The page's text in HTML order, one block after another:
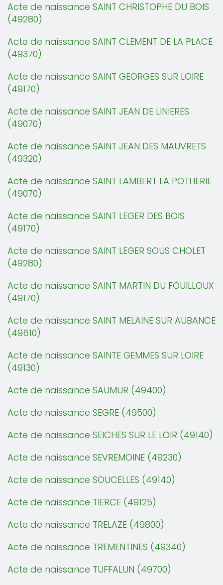
Acte de naissance SAINT CHRISTOPHE DU BOIS
(49280)
Acte de naissance SAINT CLEMENT DE LA PLACE
(49370)
Acte de naissance SAINT GEORGES SUR LOIRE
(49170)
Acte de naissance SAINT JEAN DE LINIERES
(49070)
Acte de naissance SAINT JEAN DES MAUVRETS
(49320)
Acte de naissance SAINT LAMBERT LA POTHERIE
(49070)
Acte de naissance SAINT LEGER DES BOIS
(49170)
Acte de naissance SAINT LEGER SOUS CHOLET
(49280)
Acte de naissance SAINT MARTIN DU FOUILLOUX
(49170)
Acte de naissance SAINT MELAINE SUR AUBANCE
(49610)
Acte de naissance SAINTE GEMMES SUR LOIRE
(49130)
Acte de naissance SAUMUR (49400)
Acte de naissance SEGRE (49500)
Acte de naissance SEICHES SUR LE LOIR (49140)
Acte de naissance SEVREMOINE (49230)
Acte de naissance SOUCELLES (49140)
Acte de naissance TIERCE (49125)
Acte de naissance TRELAZE (49800)
Acte de naissance TREMENTINES (49340)
Acte de naissance TUFFALUN (49700)